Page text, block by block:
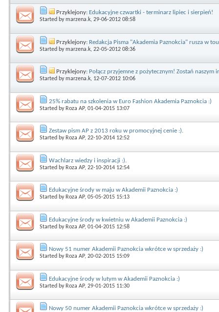
Przyklejony: Edukacyjne czwartki - terminarz lipiec i sierpień!
Started bymarzena.k, 29-06-2012 08:58
Przyklejony: Redakcja Pisma "Akademia Paznokcia" rusza w
Started bymarzena.k, 22-05-2012 08:36
Przyklejony: Połącz przyjemne z pożytecznym! Zostań naszym
Started bymarzena.k, 12-07-2012 10:06
25% rabatu na szkolenia w Euro Fashion Akademia Paznokcia :)
Started by Roza AP, 01-04-2015 13:07
Zestaw pism AP z 2013 roku w promocyjnej cenie :).
Started by Roza AP, 22-10-2014 12:52
Wachlarz wiedzy i inspiracji :).
Started by Roza AP, 22-10-2014 12:54
Edukacyjne środy w maju w Akademii Paznokcia :)
Started by Roza AP, 05-05-2015 15:13
Edukacyjne środy w kwietniu w Akademii Paznokcia :)
Started by Roza AP, 01-04-2015 12:58
Nowy 51 numer Akademii Paznokcia wkrótce w sprzedaży :)
Started by Roza AP, 20-02-2015 15:09
Edukacyjne środy w lutym w Akademii Paznokcia :)
Started by Roza AP, 29-01-2015 11:30
Nowy 50 numer Akademii Paznokcia wkrótce w sprzedaży :)